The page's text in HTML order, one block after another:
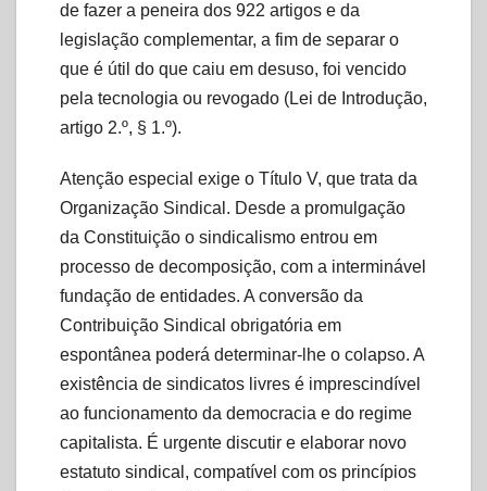
de fazer a peneira dos 922 artigos e da
legislação complementar, a fim de separar o
que é útil do que caiu em desuso, foi vencido
pela tecnologia ou revogado (Lei de Introdução,
artigo 2.º, § 1.º).
Atenção especial exige o Título V, que trata da
Organização Sindical. Desde a promulgação
da Constituição o sindicalismo entrou em
processo de decomposição, com a interminável
fundação de entidades. A conversão da
Contribuição Sindical obrigatória em
espontânea poderá determinar-lhe o colapso. A
existência de sindicatos livres é imprescindível
ao funcionamento da democracia e do regime
capitalista. É urgente discutir e elaborar novo
estatuto sindical, compatível com os princípios